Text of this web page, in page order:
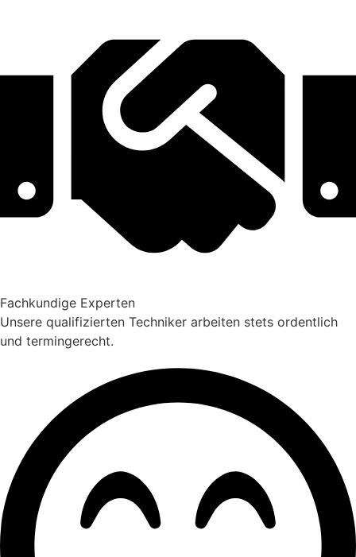
Fachkundige Experten
Unsere qualifizierten Techniker arbeiten stets ordentlich
und termingerecht.